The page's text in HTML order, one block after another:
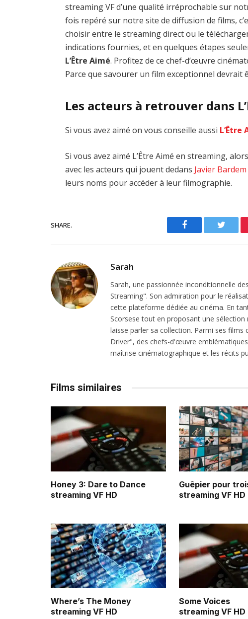
streaming VF d’une qualité irréprochable sur
fois repéré sur notre site de diffusion de films,
choisir entre le streaming direct ou le
indications fournies, et en quelques étapes
L’Être Aimé. Profitez de ce chef-d’œuvre
Parce que savourer un film exceptionnel devrait
Les acteurs à retrouver dans
Si vous avez aimé on vous conseille aussi L’Être
Si vous avez aimé L’Être Aimé en streaming,
avec les acteurs qui jouent dedans Javier Bardem
leurs noms pour accéder à leur filmographie.
SHARE.
Facebook Twitter
Sarah
Sarah, une passionnée inconditionnelle
Streaming". Son admiration pour le
cette plateforme dédiée au cinéma. En
Scorsese tout en proposant une
laisse parler sa collection. Parmi ses
Driver", des chefs-d'œuvre
maîtrise cinématographique et les récits
Films similaires
Honey 3: Dare to Dance
streaming VF HD
Guêpier pour
streaming VF HD
Where’s The Money
streaming VF HD
Some Voices
streaming VF HD